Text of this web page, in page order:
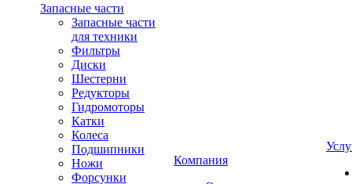
Запасные части
Запасные части
для техники
Фильтры
Диски
Шестерни
Редукторы
Гидромоторы
Катки
Колеса
Подшипники
Ножи
Форсунки
Компания